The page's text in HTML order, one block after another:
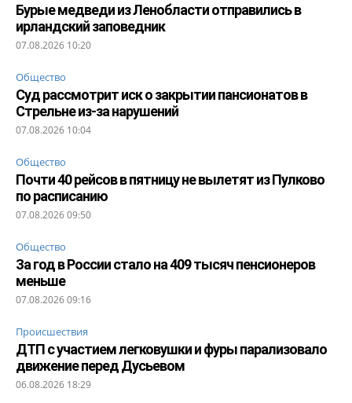
Бурые медведи из Ленобласти отправились в
ирландский заповедник
07.08.2026 10:20
Общество
Суд рассмотрит иск о закрытии пансионатов в
Стрельне из-за нарушений
07.08.2026 10:04
Общество
Почти 40 рейсов в пятницу не вылетят из Пулково
по расписанию
07.08.2026 09:50
Общество
За год в России стало на 409 тысяч пенсионеров
меньше
07.08.2026 09:16
Происшествия
ДТП с участием легковушки и фуры парализовало
движение перед Дусьевом
06.08.2026 18:29